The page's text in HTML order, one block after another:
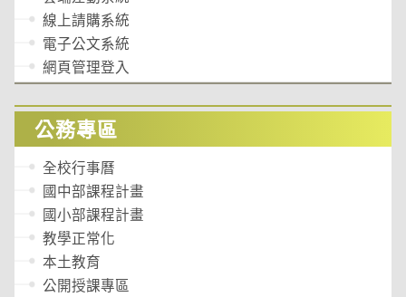
線上請購系統
電子公文系統
網頁管理登入
公務專區
全校行事曆
國中部課程計畫
國小部課程計畫
教學正常化
本土教育
公開授課專區